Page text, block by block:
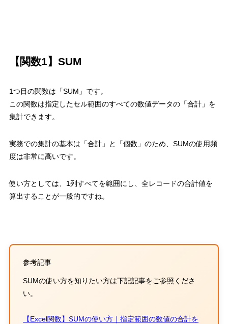
【関数1】 SUM
1つ目の関数は 「SUM 」 です。
この関数は指定したセル範囲のすべての数値データの「合計」を
集計できます。
実務での集計の基本は「合計」と「個数」のため、 SUMの使用頻
度は非常に高いです。
使い方としては、 1列すべてを範囲にし、全レコードの合計値を
算出することが一般的ですね。
参考記事
SUMの使い方を知りたい方は下記記事をご参照くださ
い。
【Excel関数】SUMの使い方｜指定範囲の数値の合計を